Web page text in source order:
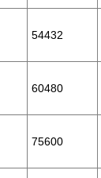
54432
60480
75600